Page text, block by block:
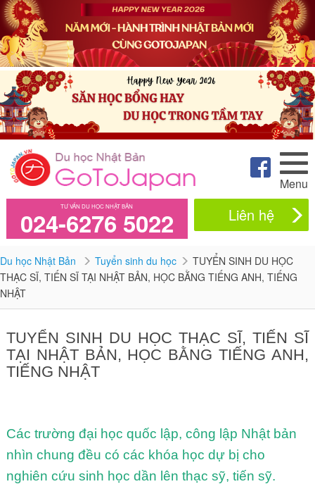
Menu
TƯ VẤN DU HỌC NHẬT BẢN
024-6276 5022 Liên hệ
Du học Nhật Bản Tuyển sinh du học
TUYỂN SINH DU HỌC
THẠC SĨ, TIẾN SĨ TẠI NHẬT BẢN, HỌC BẰNG TIẾNG ANH, TIẾNG
NHẬT
TUYỂN SINH DU HỌC THẠC SĨ, TIẾN SĨ
TẠI NHẬT BẢN, HỌC BẰNG TIẾNG ANH,
TIẾNG NHẬT
Các trường đại học quốc lập, công lập Nhật bản
nhìn chung đều có các khóa học dự bị cho
nghiên cứu sinh học dần lên thạc sỹ, tiến sỹ.